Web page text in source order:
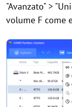
"Avanzato" >
volume F come